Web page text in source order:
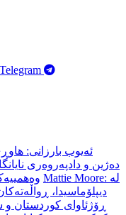
Telegram
ئەیوب بارزانی:
دەژین و دادپەروەری
وەهمییەکان Mattie Moore: لە
دیپلۆماسیدا،
ڕۆژئاوای کوردستان و